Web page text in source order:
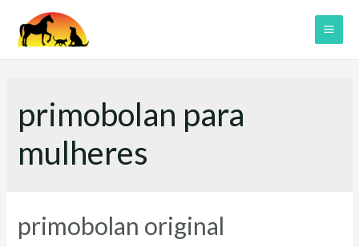
primobolan para
mulheres
primobolan original